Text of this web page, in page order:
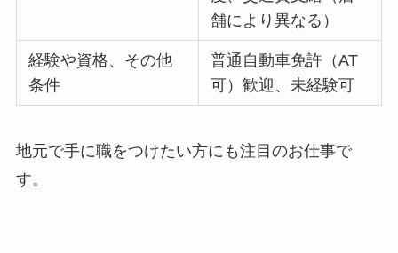
舗により異なる）
経験や資格、その他
条件
普通自動車免許（AT
可）歓迎、未経験可
地元で手に職をつけたい方にも注目のお仕事で
す。